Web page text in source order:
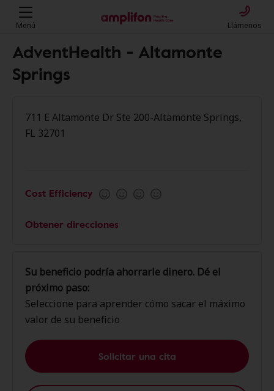
Menú Llámenos
AdventHealth - Altamonte
Springs
711 E Altamonte Dr Ste 200-Altamonte Springs,
FL 32701
Cost Efficiency
Obtener direcciones
Su beneficio podría ahorrarle dinero. Dé el
próximo paso:
Seleccione para aprender cómo sacar el máximo
valor de su beneficio
Solicitar una cita